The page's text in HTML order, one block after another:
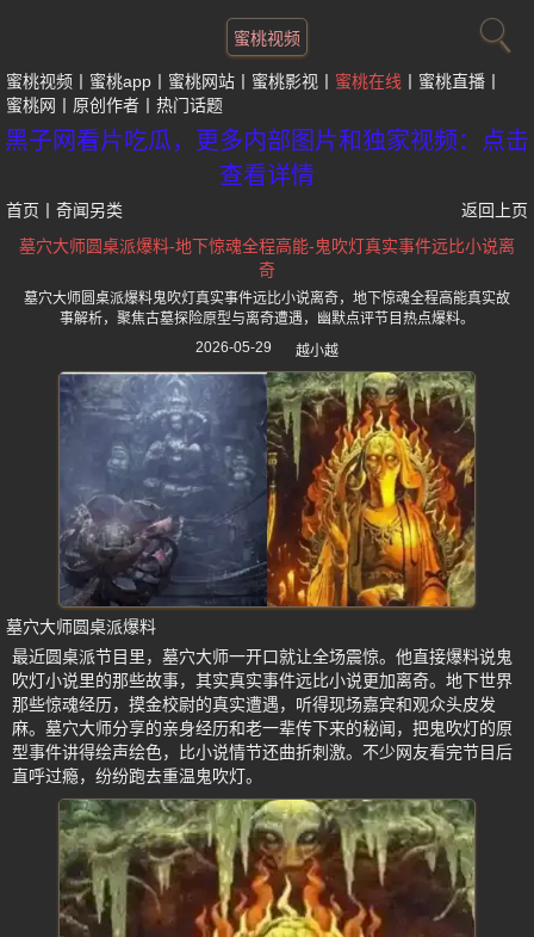
蜜桃视频
蜜桃视频 蜜桃app 蜜桃网站 蜜桃影视 蜜桃在线
蜜桃直播
蜜桃网
原创作者 热门话题
黑子网看片吃瓜，更多内部图片和独家视频：点击
查看详情
首页 奇闻另类
返回上页
墓穴大师圆桌派爆料-地下惊魂全程高能-鬼吹灯真实事件远比小说离
奇
墓穴大师圆桌派爆料鬼吹灯真实事件远比小说离奇，地下惊魂全程高能真实故
事解析，聚焦古墓探险原型与离奇遭遇，幽默点评节目热点爆料。
2026-05-29
越小越
墓穴大师圆桌派爆料
最近圆桌派节目里，墓穴大师一开口就让全场震惊。他直接爆料说鬼
吹灯小说里的那些故事，其实真实事件远比小说更加离奇。地下世界
那些惊魂经历，摸金校尉的真实遭遇，听得现场嘉宾和观众头皮发
麻。墓穴大师分享的亲身经历和老一辈传下来的秘闻，把鬼吹灯的原
型事件讲得绘声绘色，比小说情节还曲折刺激。不少网友看完节目后
直呼过瘾，纷纷跑去重温鬼吹灯。